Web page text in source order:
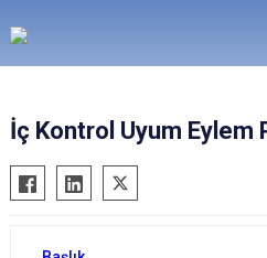
İç Kontrol Uyum Eylem